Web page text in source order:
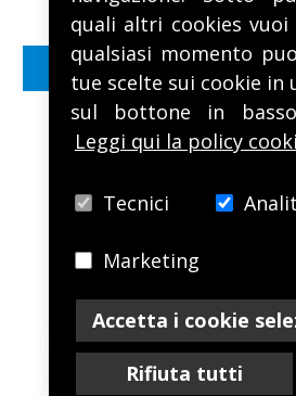
FULL HD
quali altri cookies
qualsiasi momento
tue scelte sui cookie in
sul bottone in
Leggi qui la policy
Tecnici
Marketing
Accetta i cookie
Rifiuta tutti